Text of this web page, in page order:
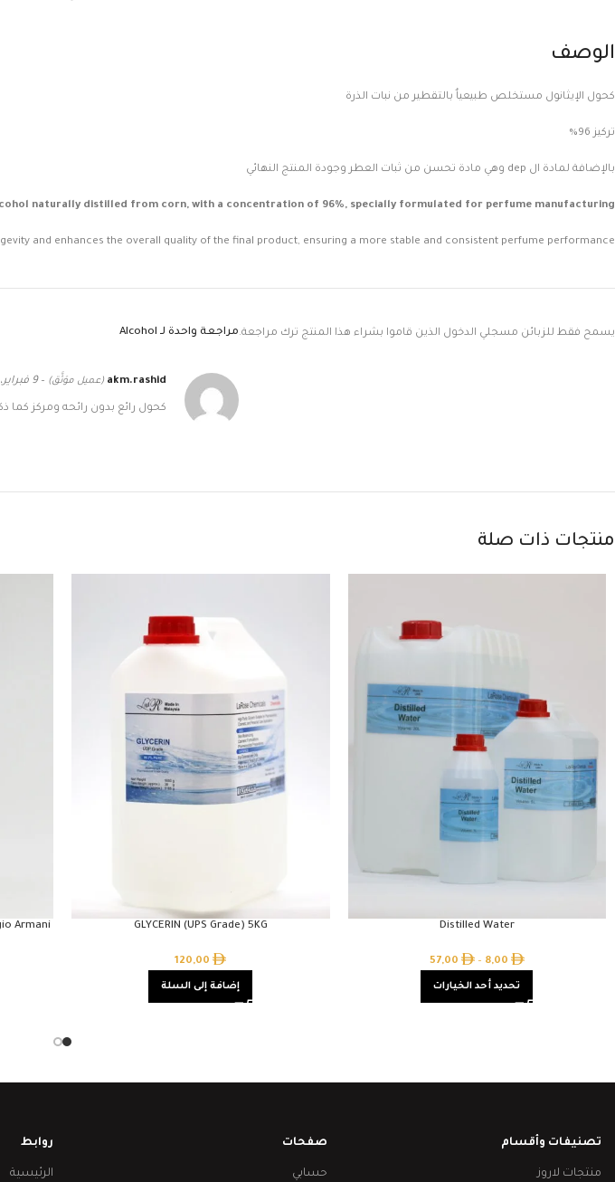
الوصف
كحول الإيثانول مستخلص طبيعياٌ بالتقطير من نبات الذرة
تركيز 96%
بالإضافة لمادة ال dep وهي مادة تحسن من ثبات العطر وجودة المنتج النهائي
naturally distilled from corn, with a concentration of 96%, specially formulated for perfume manufacturing.
and enhances the overall quality of the final product, ensuring a more stable and consistent perfume performance.
مراجعة واحدة لـ Alcohol
akm.rashid (عميل موَثَّق) – 9 فبراير، 2025
كحول رائع بدون رائحه ومركز كما
يسمح فقط للزبائن مسجلي الدخول الذين قاموا بشراء هذا المنتج ترك مراجعة.
منتجات ذات صلة
Distilled Water
8,00
–
57,00
تحديد أحد الخيارات
GLYCERIN (UPS Grade) 5KG
120,00
إضافة إلى السلة
Armani
تصنيفات وأقسام
منتجات لاروز
صفحات
حسابي
روابط
الرئيسية